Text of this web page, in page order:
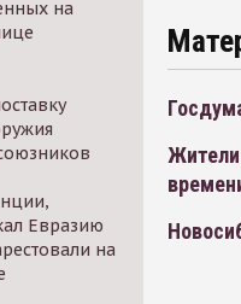
на
Евразию
на
Жители